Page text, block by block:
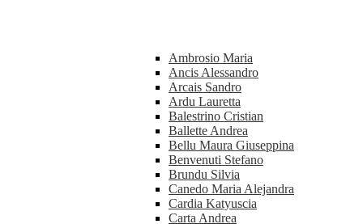
Ambrosio Maria
Ancis Alessandro
Arcais Sandro
Ardu Lauretta
Balestrino Cristian
Ballette Andrea
Bellu Maura Giuseppina
Benvenuti Stefano
Brundu Silvia
Canedo Maria Alejandra
Cardia Katyuscia
Carta Andrea